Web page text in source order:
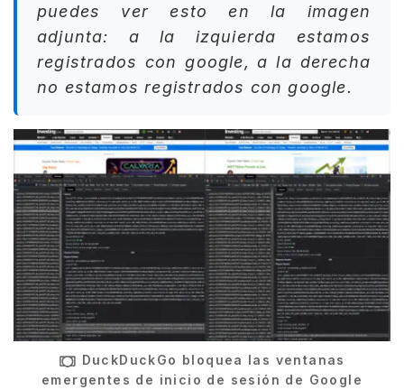
puedes ver esto en la imagen
adjunta: a la izquierda estamos
registrados con google, a la derecha
no estamos registrados con google.
DuckDuckGo bloquea las ventanas
emergentes de inicio de sesión de Google